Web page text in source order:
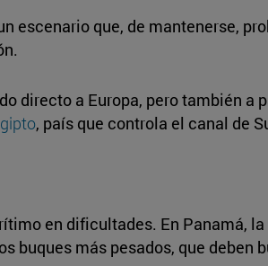
escenario que, de mantenerse,
directo a Europa, pero también
, país que controla el canal de
en dificultades. En Panamá,
buques más pesados, que